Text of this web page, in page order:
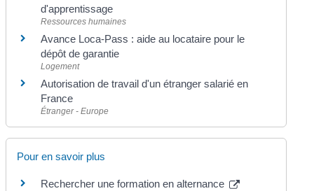
d'apprentissage
Ressources humaines
Avance Loca-Pass : aide au locataire pour le
dépôt de garantie
Logement
Autorisation de travail d'un étranger salarié en
France
Étranger - Europe
Pour en savoir plus
Rechercher une formation en alternance